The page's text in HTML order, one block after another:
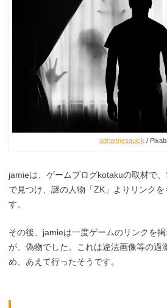
adriannesquick /
jamieは、ゲームブログkotakuの取材で
で見つけ、謎の人物「ZK」よりリンク
す。
その後、jamieは一度ゲームのリンクを
が、偽物でした。これは違法画像等の過
め、あえて行ったそうです。